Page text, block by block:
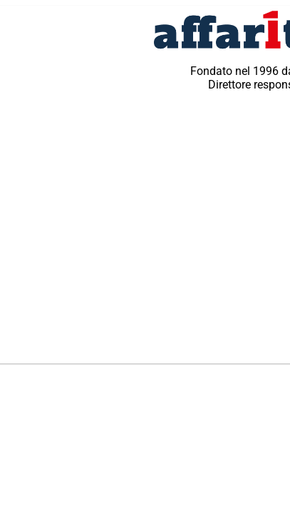
Fondato nel 1996
Direttore